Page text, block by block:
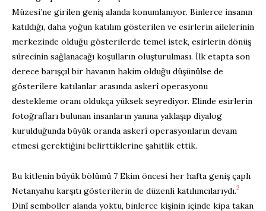
Müzesi’ne girilen geniş alanda konumlanıyor. Binlerce insanın
katıldığı, daha yoğun katılım gösterilen ve esirlerin ailelerinin
merkezinde olduğu gösterilerde temel istek, esirlerin dönüş
sürecinin sağlanacağı koşulların oluşturulması. İlk etapta son
derece barışçıl bir havanın hakim olduğu düşünülse de
gösterilere katılanlar arasında askerî operasyonu
destekleme oranı oldukça yüksek seyrediyor. Elinde esirlerin
fotoğrafları bulunan insanların yanına yaklaşıp diyalog
kurulduğunda büyük oranda askerî operasyonların devam
etmesi gerektiğini belirttiklerine şahitlik ettik.
Bu kitlenin büyük bölümü 7 Ekim öncesi her hafta geniş çaplı
Netanyahu karşıtı gösterilerin de düzenli katılımcılarıydı.2
Dinî semboller alanda yoktu, binlerce kişinin içinde kipa takan